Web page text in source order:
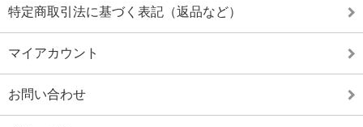
特定商取引法に基づく表記（返品など）
マイアカウント
お問い合わせ